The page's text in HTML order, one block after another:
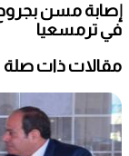
إصابة مسن
في ترمسعيا
مقالات ذات صلة